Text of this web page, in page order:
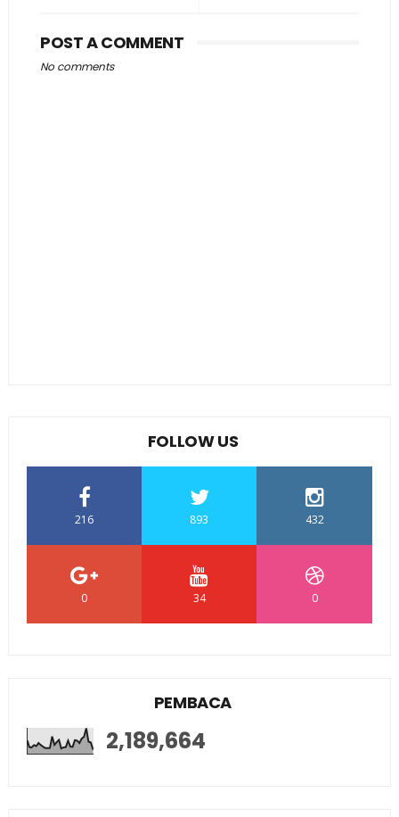
POST A COMMENT
No comments
FOLLOW US
216 893 432
0 34 0
PEMBACA
2,189,664